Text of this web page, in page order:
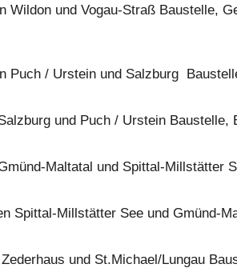
und Vogau-Straß Baustelle,
Puch / Urstein und Salzburg
und Puch / Urstein Baustelle,
Maltatal und Spittal-Millstätter
Spittal-Millstätter See und Gmünd-
und St.Michael/Lungau